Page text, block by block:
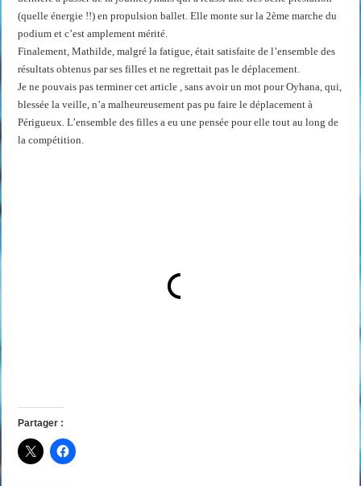
(quelle énergie !!) en propulsion ballet. Elle monte sur la 2ème marche du
podium et c’est amplement mérité.
Finalement, Mathilde, malgré la fatigue, était satisfaite de l’ensemble des
résultats obtenus par ses filles et ne regrettait pas le déplacement.
Je ne pouvais pas terminer cet article , sans avoir un mot pour Oyhana, qui,
blessée la veille, n’a malheureusement pas pu faire le déplacement à
Périgueux. L’ensemble des filles a eu une pensée pour elle tout au long de
la compétition.
Partager :